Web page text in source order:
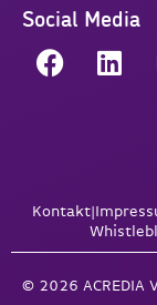
Social Media
Kontakt|
© 2026 ACREDIA